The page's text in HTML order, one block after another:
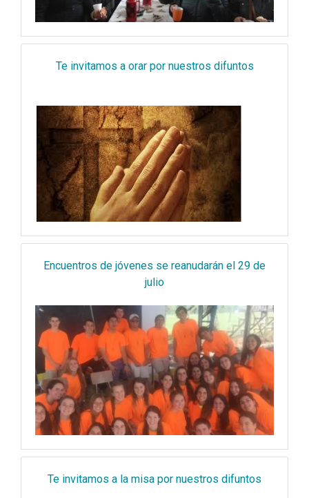
Te invitamos a orar por nuestros difuntos
Encuentros de jóvenes se reanudarán el 29 de
julio
Te invitamos a la misa por nuestros difuntos